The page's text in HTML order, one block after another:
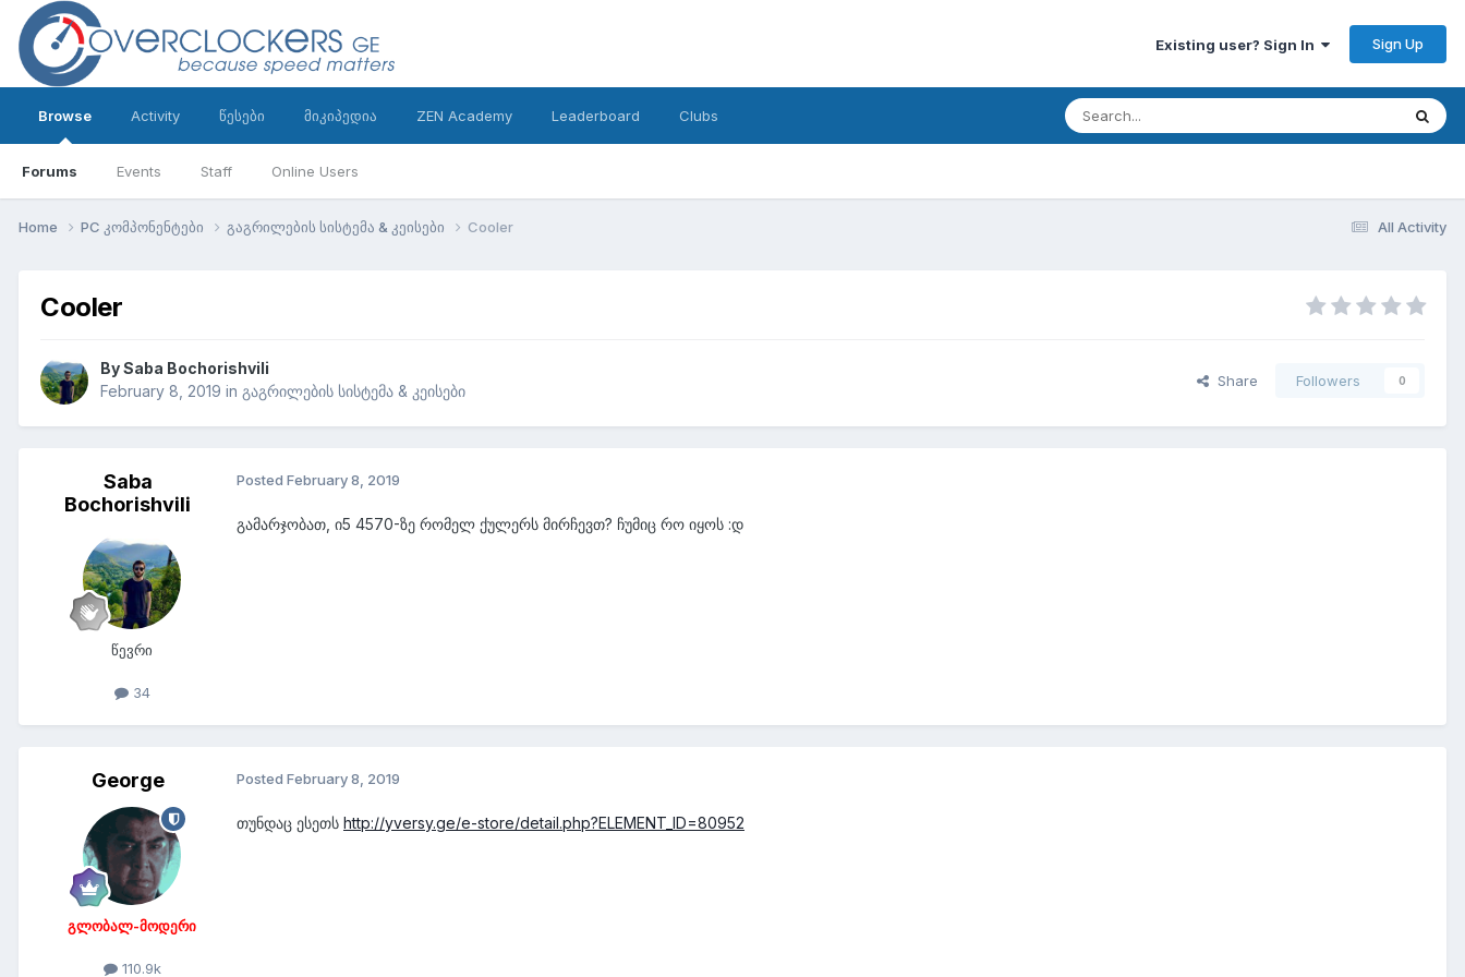
Existing user? Sign In Sign Up
Browse
Forums Events Staff Online Users
Activity წესები მიკიპედია ZEN Academy Leaderboard Clubs
All Activity
Home PC კომპონენტები გაგრილების სისტემა & კეისები Cooler
Cooler
BySaba Bochorishvili
February 8, 2019 in გაგრილების სისტემა & კეისები
Share Followers 0
Saba
Bochorishvili
წევრი
34
Posted February 8, 2019
გამარჯობათ, ი5 4570-ზე რომელ ქულერს მირჩევთ? ჩუმიც რო იყოს :დ
George
გლობალ-მოდერი
110.9k
Posted February 8, 2019
თუნდაც ესეთს http://yversy.ge/e-store/detail.php?ELEMENT_ID=80952